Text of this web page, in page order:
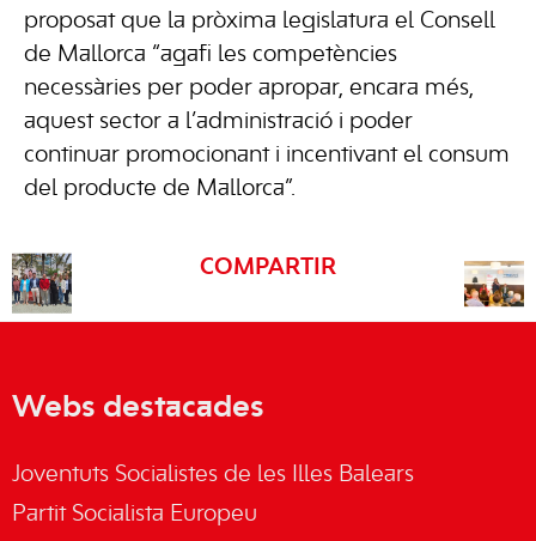
proposat que la pròxima legislatura el Consell
de Mallorca “agafi les competències
necessàries per poder apropar, encara més,
aquest sector a l’administració i poder
continuar promocionant i incentivant el consum
del producte de Mallorca”.
COMPARTIR
Webs destacades
Joventuts Socialistes de les Illes Balears
Partit Socialista Europeu